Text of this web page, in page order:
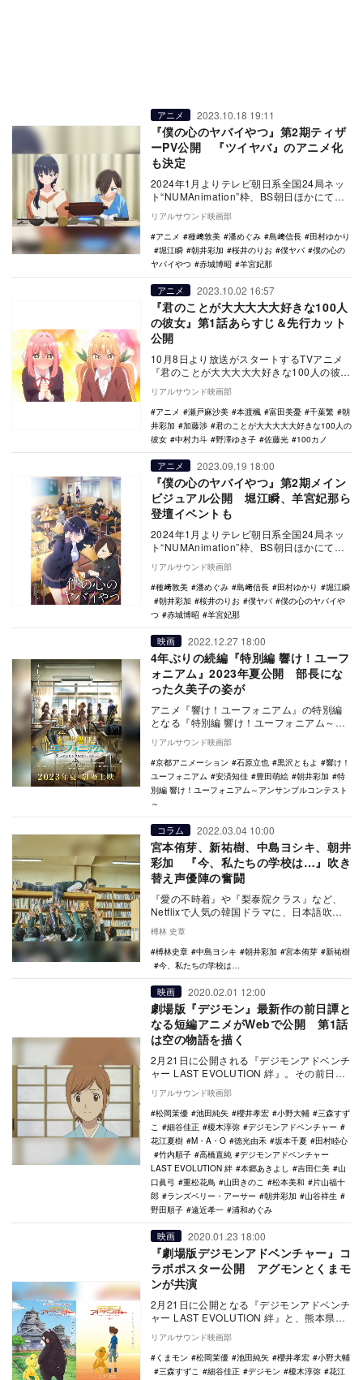
アニメ 2023.10.18 19:11
『僕の心のヤバイやつ』第2期ティザ
ーPV公開 『ツイヤバ』のアニメ化
も決定
2024年1月よりテレビ朝日系全国24局ネッ
ト“NUMAnimation”枠、BS朝日ほかにて放
送されるTVアニメ『僕の心のヤバ…
リアルサウンド映画部
アニメ
種﨑敦美 潘めぐみ 島﨑信長
田村ゆかり
堀江瞬
朝井彩加 桜井のりお 僕ヤバ
僕の心の
ヤバイやつ
赤城博昭 羊宮妃那
アニメ 2023.10.02 16:57
『君のことが大大大大大好きな100人
の彼女』第1話あらすじ＆先行カット
公開
10月8日より放送がスタートするTVアニメ
『君のことが大大大大大好きな100人の彼
女』第1話のあらすじと先行カットが公開さ
れた。…
リアルサウンド映画部
アニメ
瀬戸麻沙美 本渡楓 富田美憂 千葉繁
朝
井彩加
加藤渉
君のことが大大大大大好きな100人の
彼女
中村力斗 野澤ゆき子 佐藤光 100カノ
アニメ 2023.09.19 18:00
『僕の心のヤバイやつ』第2期メイン
ビジュアル公開 堀江瞬、羊宮妃那ら
登壇イベントも
2024年1月よりテレビ朝日系全国24局ネッ
ト“NUMAnimation”枠、BS朝日ほかにて放
送されるTVアニメ『僕の心のヤバ…
リアルサウンド映画部
種﨑敦美
潘めぐみ 島﨑信長 田村ゆかり
堀江瞬
朝井彩加
桜井のりお 僕ヤバ
僕の心のヤバイや
つ
赤城博昭 羊宮妃那
映画 2022.12.27 18:00
4年ぶりの続編『特別編 響け！ユーフ
ォニアム』2023年夏公開 部長にな
った久美子の姿が
アニメ『響け！ユーフォニアム』の特別編
となる『特別編 響け！ユーフォニアム～ア
ンサンブルコンテスト～』が、2023年の夏
に劇場公…
リアルサウンド映画部
京都アニメーション
石原立也 黒沢ともよ
響け！
ユーフォニアム
安済知佳 豊田萌絵 朝井彩加
特
別編 響け！ユーフォニアム～アンサンブルコンテスト
～
コラム 2022.03.04 10:00
宮本侑芽、新祐樹、中島ヨシキ、朝井
彩加 『今、私たちの学校は…』吹き
替え声優陣の奮闘
『愛の不時着』や『梨泰院クラス』など、
Netflixで人気の韓国ドラマに、日本語吹替
版が収録されている。『愛の不時着』で
は、リ・…
榑林 史章
榑林史章
中島ヨシキ 朝井彩加 宮本侑芽
新祐樹
今、私たちの学校は…
映画 2020.02.01 12:00
劇場版『デジモン』最新作の前日譚と
なる短編アニメがWebで公開 第1話
は空の物語を描く
2月21日に公開される『デジモンアドベンチ
ャー LAST EVOLUTION 絆』。その前日譚
を描く短編オリジナルアニメ『デジモ…
リアルサウンド映画部
松岡茉優
池田純矢 櫻井孝宏 小野大輔
三森すず
こ
細谷佳正 榎木淳弥
デジモンアドベンチャー
花江夏樹
M・A・O 徳光由禾 坂本千夏
田村睦心
竹内順子
高橋直純
デジモンアドベンチャー
LAST EVOLUTION 絆
本郷あきよし 吉田仁美
山
口眞弓
重松花鳥 山田きのこ 松本美和
片山福十
郎
ランズベリー・アーサー 朝井彩加
山谷祥生
野田順子
遠近孝一 浦和めぐみ
映画 2020.01.23 18:00
『劇場版デジモンアドベンチャー』コ
ラボポスター公開 アグモンとくまモ
ンが共演
2月21日に公開となる『デジモンアドベンチ
ャー LAST EVOLUTION 絆』と、熊本県PR
マスコットキャラクターのくまモン…
リアルサウンド映画部
くまモン
松岡茉優 池田純矢 櫻井孝宏
小野大輔
三森すずこ
細谷佳正 デジモン 榎木淳弥
花江